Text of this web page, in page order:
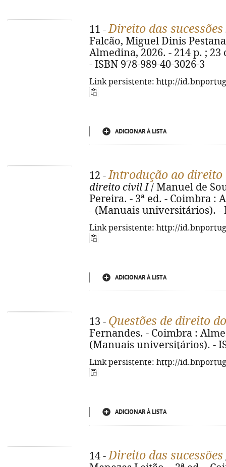
11 -Direito das sucessões
Falcão, Miguel Dinis
Almedina, 2026. - 214 p. ;
- ISBN 978-989-40-3026-3
Link persistente: http://
ADICIONAR À LISTA
12 -Introdução ao direito
direito civil I/ Manuel de
Pereira. - 3ª ed. - Coimbra :
- (Manuais universitários). -
Link persistente: http://
ADICIONAR À LISTA
13 - Questões de direito
Fernandes. - Coimbra :
(Manuais universitários). -
Link persistente: http://
ADICIONAR À LISTA
14 -Direito das sucessões